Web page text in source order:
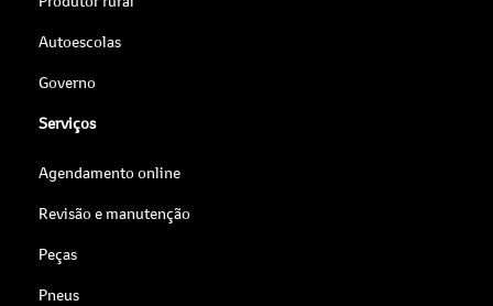
Autoescolas
Governo
Serviços
Agendamento online
Revisão e manutenção
Peças
Pneus